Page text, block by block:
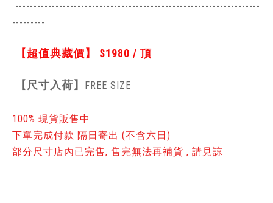
-------------------------------------------------------------------
---------
【超值典藏價】 $1980 / 頂
【 尺寸入荷】 FREE SIZE
100% 現貨販售中
下單完成付款 隔日寄出 (不含六日)
部分尺寸店內已完售, 售完無法再補貨 , 請見諒